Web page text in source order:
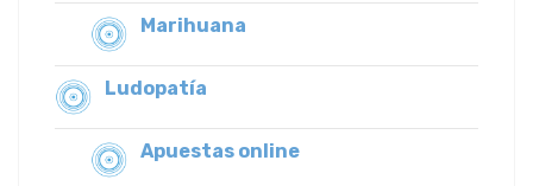
Marihuana
Ludopatía
Apuestas online